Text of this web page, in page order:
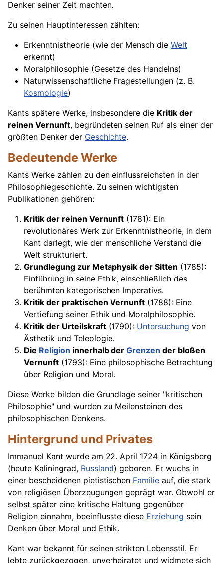
Denker seiner Zeit machten.
Zu seinen Hauptinteressen zählten:
Erkenntnistheorie (wie der Mensch die Welt
erkennt)
Moralphilosophie (Gesetze des Handelns)
Naturwissenschaftliche Fragestellungen (z. B.
Kosmologie)
Kants spätere Werke, insbesondere die Kritik der
reinen Vernunft, begründeten seinen Ruf als einer der
größten Denker der Geschichte.
Bedeutende Werke
Kants Werke zählen zu den einflussreichsten in der
Philosophiegeschichte. Zu seinen wichtigsten
Publikationen gehören:
Kritik der reinen Vernunft (1781): Ein
revolutionäres Werk zur Erkenntnistheorie, in dem
Kant darlegt, wie der menschliche Verstand die
Welt strukturiert.
Grundlegung zur Metaphysik der Sitten (1785):
Einführung in seine Ethik, einschließlich des
berühmten kategorischen Imperativs.
Kritik der praktischen Vernunft (1788): Eine
Vertiefung seiner Ethik und Moralphilosophie.
Kritik der Urteilskraft (1790): Untersuchung von
Ästhetik und Teleologie.
Die Religion innerhalb der Grenzen der bloßen
Vernunft (1793): Eine philosophische Betrachtung
über Religion und Moral.
Diese Werke bilden die Grundlage seiner "kritischen
Philosophie" und wurden zu Meilensteinen des
philosophischen Denkens.
Hintergrund und Privates
Immanuel Kant wurde am 22. April 1724 in Königsberg
(heute Kaliningrad, Russland) geboren. Er wuchs in
einer bescheidenen pietistischen Familie auf, die stark
von religiösen Überzeugungen geprägt war. Obwohl er
selbst später eine kritische Haltung gegenüber
Religion einnahm, beeinflusste diese Erziehung sein
Denken über Moral und Ethik.
Kant war bekannt für seinen strikten Lebensstil. Er
lebte zurückgezogen, unverheiratet und widmete sich